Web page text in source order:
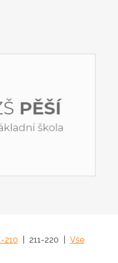
210 211-220 Vše